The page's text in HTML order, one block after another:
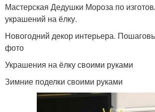
Мастерская Дедушки Мороза по
украшений на ёлку.
Новогодний декор интерьера.
фото
Украшения на ёлку своими руками
Зимние поделки своими руками